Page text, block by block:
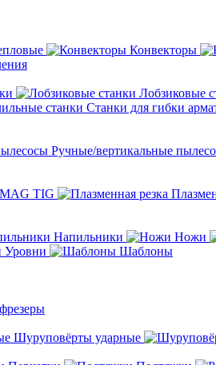
Конвекторы
Лобзиковые
станки Станки для гибки
Ручные/вертикальные
TIG
Напильники Ножи
Уровни
Шаблоны
Шуруповёрты ударные